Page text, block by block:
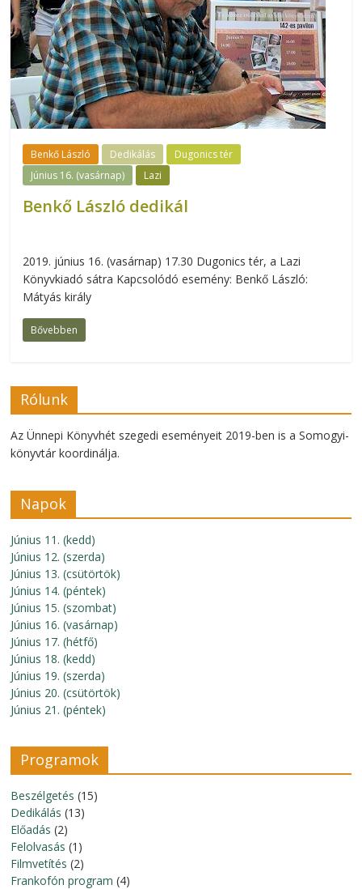
Benkő László Dedikálás
Dugonics tér
Június 16. (vasárnap)
Lazi
Benkő László dedikál
2019. június 16. (vasárnap) 17.30 Dugonics tér, a Lazi
Könyvkiadó sátra Kapcsolódó esemény: Benkő László:
Mátyás király
Bővebben
Rólunk
Az Ünnepi Könyvhét szegedi eseményeit 2019-ben is a Somogyi-
könyvtár koordinálja.
Napok
Június 11. (kedd)
Június 12. (szerda)
Június 13. (csütörtök)
Június 14. (péntek)
Június 15. (szombat)
Június 16. (vasárnap)
Június 17. (hétfő)
Június 18. (kedd)
Június 19. (szerda)
Június 20. (csütörtök)
Június 21. (péntek)
Programok
Beszélgetés (15)
Dedikálás (13)
Előadás (2)
Felolvasás (1)
Filmvetítés (2)
Frankofón program (4)